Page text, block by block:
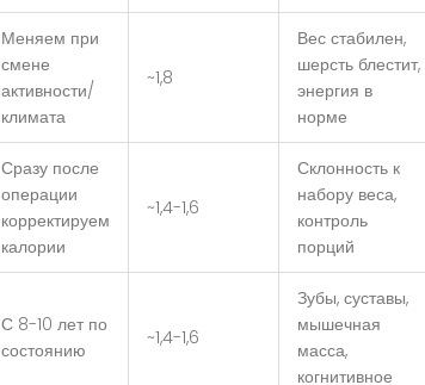
Меняем при
смене
активности/
климата
~1,8
Вес стабилен,
шерсть блестит,
энергия в
норме
Сразу после
операции
корректируем
калории
~1,4-1,6
Склонность к
набору веса,
контроль
порций
С 8-10 лет по
состоянию
~1,4-1,6
Зубы, суставы,
мышечная
масса,
когнитивное